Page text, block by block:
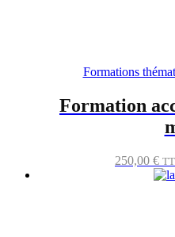
Formations
Formation
250,00 €